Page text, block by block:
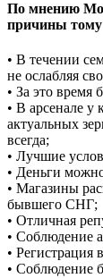
По мнению
причины
• В течении
не ослабляя
• За это время
• В арсенале у
актуальных
всегда;
• Лучшие
• Деньги
• Магазины
бывшего СНГ;
• Отличная
• Соблюдение
• Регистрация
• Соблюдение